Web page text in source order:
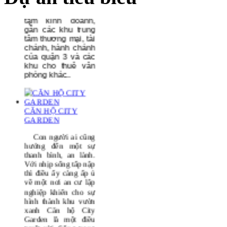
Văn phòng cho
thuêSai Gon
Mansioncóvị trí
thuận lợi, nằm
ngay khu vực trung
tâm kinh doanh,
gần các khu trung
tâm thương mại, tài
chánh, hành chánh
của quận 3 và các
khucho thuê văn
phòng khác..
CĂN HỘ CITY
GARDEN
Con người ai cũng
hướng đến một sự
thanh bình, an lành.
Với nhịp sống tấp nập
thì điều ấy càng ấp ủ
về một nơi an cư lập
nghiệp khiến cho sự